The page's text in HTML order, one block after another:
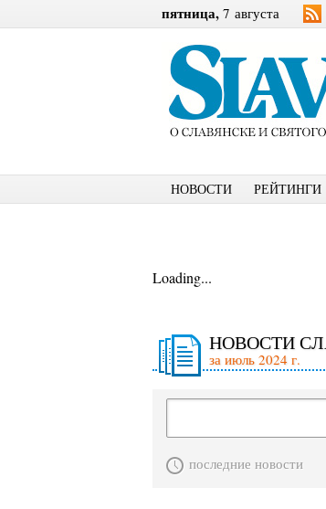
пятница, 7 августа
НОВОСТИ РЕЙТИНГИ
Loading...
НОВОСТИ
за июль 2024 г.
последние новости